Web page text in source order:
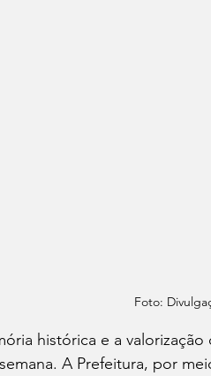
Foto:
histórica e a
A Prefeitura, por